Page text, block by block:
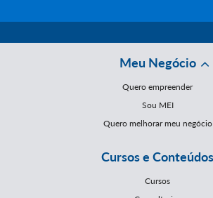
Meu Negócio
Quero empreender
Sou MEI
Quero melhorar meu negócio
Cursos e Conteúdos
Cursos